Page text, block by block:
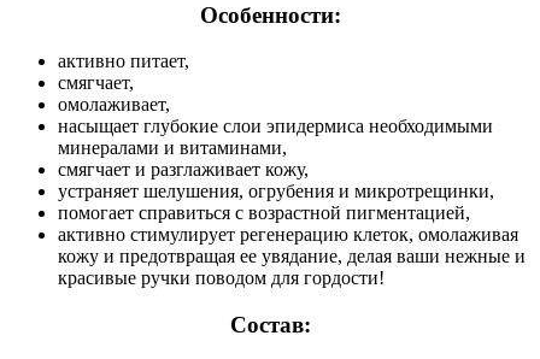
Особенности:
активно питает,
смягчает,
омолаживает,
насыщает глубокие слои эпидермиса необходимыми
минералами и витаминами,
смягчает и разглаживает кожу,
устраняет шелушения, огрубения и микротрещинки,
помогает справиться с возрастной пигментацией,
активно стимулирует регенерацию клеток, омолаживая
кожу и предотвращая ее увядание, делая ваши нежные и
красивые ручки поводом для гордости!
Состав: